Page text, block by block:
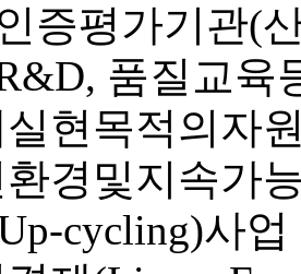
증평가기관(
품질교육
현목적의자
경및지속가
cycling)사업